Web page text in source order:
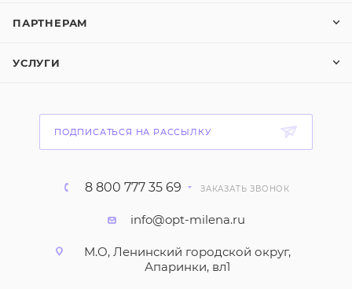
ПАРТНЕРАМ
УСЛУГИ
ПОДПИСАТЬСЯ НА РАССЫЛКУ
8 800 777 35 69 ЗАКАЗАТЬ ЗВОНОК
info@opt-milena.ru
М.О, Ленинский городской округ,
Апаринки, вл1